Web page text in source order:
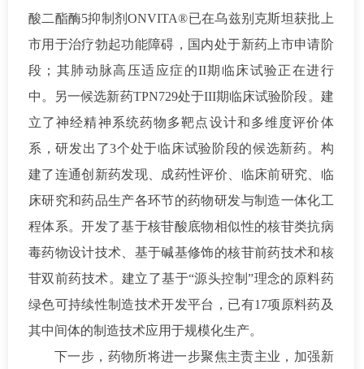
酸二酯酶5抑制剂ONVITA®已在乌兹别克斯坦获批上
市用于治疗勃起功能障碍，国内处于新药上市申请阶
段；其肺动脉高压适应症的II期临床试验正在进行
中。另一候选新药TPN729处于III期临床试验阶段。建
立了神经精神系统药物多靶点设计和多维度评价体
系，研发出了3个处于临床试验阶段的候选新药。构
建了连通创新药发现、成药性评价、临床前研究、临
床研究和药品生产各环节的药物研发与制造一体化工
程体系。开发了基于核苷酸底物相似性的核苷类抗病
毒药物设计技术、基于碱基修饰的核苷前药技术和核
苷双前药技术。建立了基于“源头控制”理念的原料药
绿色可持续性制造技术开发平台，已有17项原料药及
其中间体的制造技术应用于规模化生产。
下一步，药物所将进一步聚焦主责主业，加强新